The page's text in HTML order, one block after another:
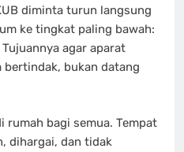
diminta turun langsung
ke tingkat paling bawah:
Tujuannya agar aparat
bukan datang
rumah bagi semua. Tempat
dihargai, dan tidak